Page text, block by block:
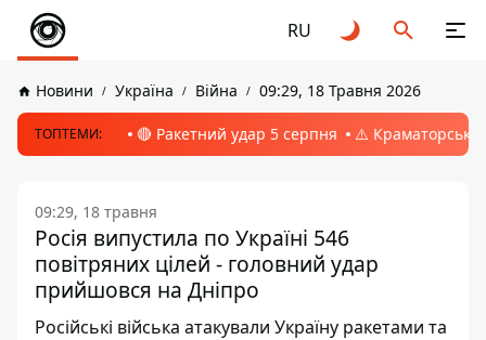
RU
Новини Україна Війна 09:29, 18 Травня 2026
ТОПТЕМИ: 🔴 Ракетний удар 5 серпня ⚠️ Краматорськ,
09:29, 18 травня
Росія випустила по Україні 546
повітряних цілей - головний удар
прийшовся на Дніпро
Російські війська атакували Україну ракетами та